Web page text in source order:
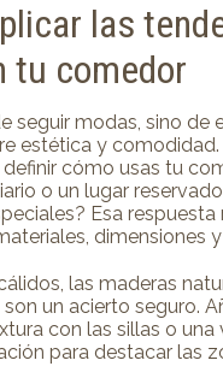
las
tu comedor
seguir modas, sino de
estética y comodidad.
cómo usas tu
o un lugar
Esa respuesta
dimensiones
las maderas
un acierto seguro.
con las sillas o una
para destacar las